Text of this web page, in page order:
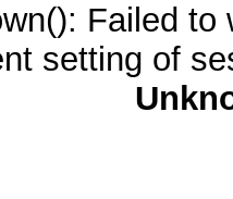
Failed
setting of